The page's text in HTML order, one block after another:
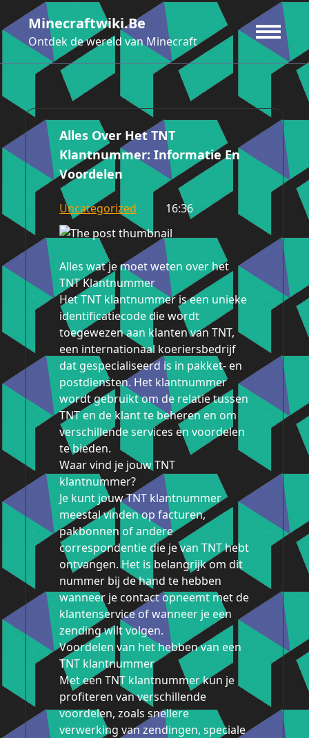
naar
de
inhoud
Minecraftwiki.be
Ontdek de wereld van Minecraft
Alles Over Het TNT
Klantnummer: Informatie En
Voordelen
Uncategorized 16:36
Alles wat je moet weten over het
TNT Klantnummer
Het TNT klantnummer is een unieke
identificatiecode die wordt
toegewezen aan klanten van TNT,
een internationaal koeriersbedrijf
dat gespecialiseerd is in pakket- en
postdiensten. Het klantnummer
wordt gebruikt om de relatie tussen
TNT en de klant te beheren en om
verschillende services en voordelen
te bieden.
Waar vind je jouw TNT
klantnummer?
Je kunt jouw TNT klantnummer
meestal vinden op facturen,
pakbonnen of andere
correspondentie die je van TNT hebt
ontvangen. Het is belangrijk om dit
nummer bij de hand te hebben
wanneer je contact opneemt met de
klantenservice of wanneer je een
zending wilt volgen.
Voordelen van het hebben van een
TNT klantnummer
Met een TNT klantnummer kun je
profiteren van verschillende
voordelen, zoals snellere
verwerking van zendingen, speciale